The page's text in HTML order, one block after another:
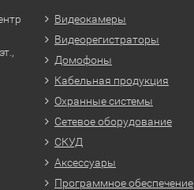
Видеокамеры
Видеорегистраторы
Домофоны
Кабельная продукция
Охранные системы
Сетевое оборудование
СКУД
Аксессуары
Программное обеспечение